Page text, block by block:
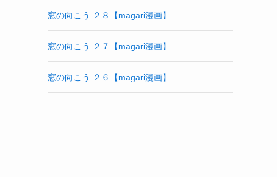
窓の向こう ２８【magari漫画】
窓の向こう ２７【magari漫画】
窓の向こう ２６【magari漫画】